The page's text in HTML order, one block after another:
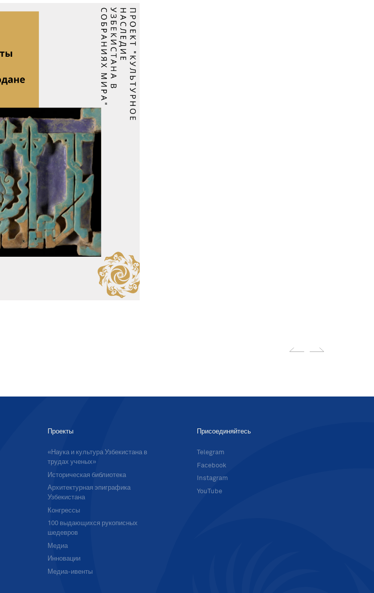
Проекты
«Наука и культура Узбекистана в
трудах ученых»
Историческая библиотека
Архитектурная эпиграфика
Узбекистана
Конгрессы
100 выдающихся рукописных
шедевров
Медиа
Инновации
Медиа-ивенты
Присоединяйтесь
Telegram
Facebook
Instagram
YouTube